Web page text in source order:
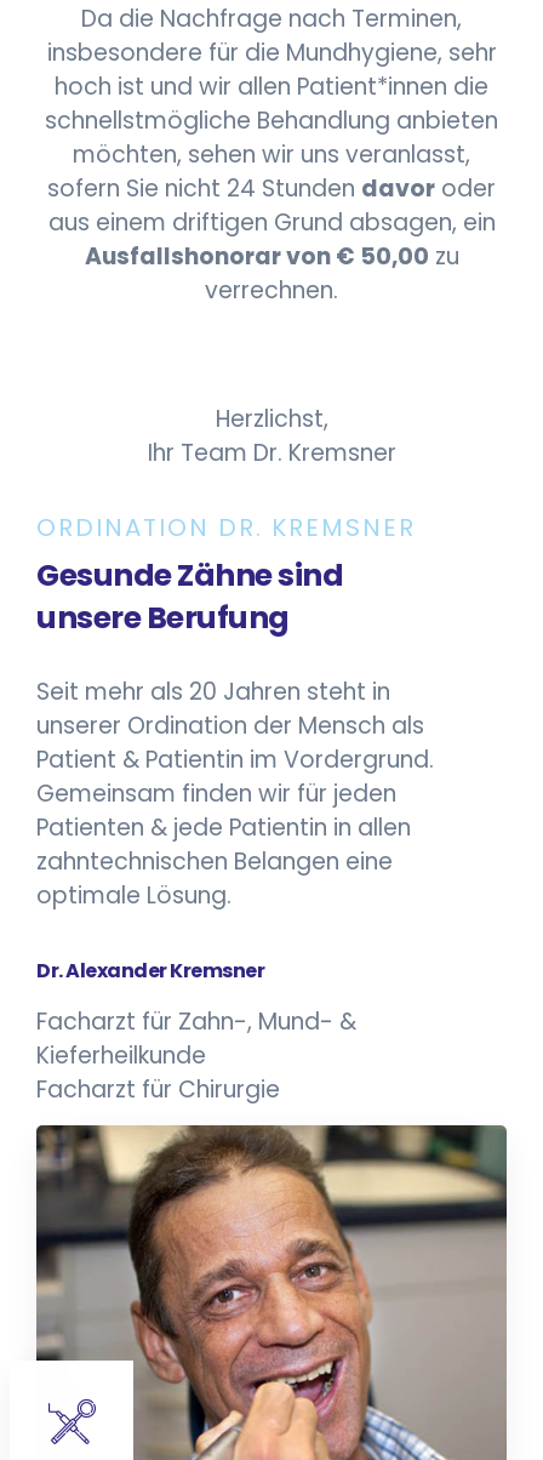
Da die Nachfrage nach Terminen,
insbesondere für die Mundhygiene, sehr
hoch ist und wir allen Patient*innen die
schnellstmögliche Behandlung anbieten
möchten, sehen wir uns veranlasst,
sofern Sie nicht 24 Stunden davor oder
aus einem driftigen Grund absagen, ein
Ausfallshonorar von € 50,00 zu
verrechnen.
Herzlichst,
Ihr Team Dr. Kremsner
ORDINATION DR. KREMSNER
Gesunde Zähne sind
unsere Berufung
Seit mehr als 20 Jahren steht in
unserer Ordination der Mensch als
Patient & Patientin im Vordergrund.
Gemeinsam finden wir für jeden
Patienten & jede Patientin in allen
zahntechnischen Belangen eine
optimale Lösung.
Dr. Alexander Kremsner
Facharzt für Zahn-, Mund- &
Kieferheilkunde
Facharzt für Chirurgie